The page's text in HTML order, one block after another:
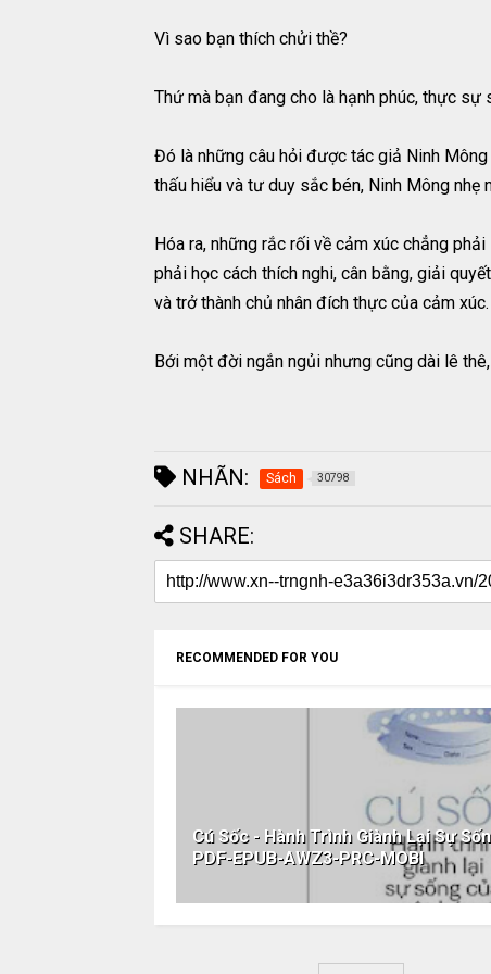
Vì sao bạn thích chửi thề?
Thứ mà bạn đang cho là hạnh phúc, thực sự
Đó là những câu hỏi được tác giả Ninh
thấu hiểu và tư duy sắc bén, Ninh Mông nhẹ
Hóa ra, những rắc rối về cảm xúc chẳng
phải học cách thích nghi, cân bằng, giải
và trở thành chủ nhân đích thực của cảm xúc.
Bới một đời ngắn ngủi nhưng cũng dài lê
NHÃN: Sách 30798
SHARE:
RECOMMENDED FOR YOU
Cú Sốc - Hành Trình Giành Lại Sự
PDF-EPUB-AWZ3-PRC-MOBI